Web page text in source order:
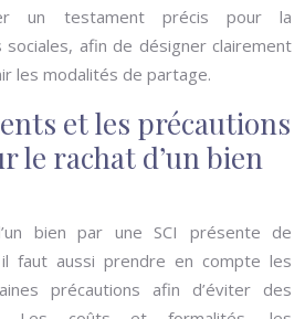
un testament précis pour la
afin de désigner clairement
les modalités de partage.
et les précautions
le rachat d’un bien
bien par une SCI présente de
faut aussi prendre en compte les
précautions afin d’éviter des